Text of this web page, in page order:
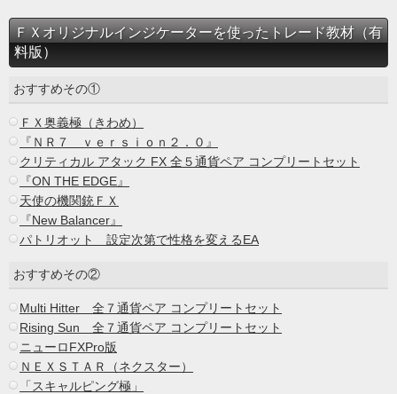
ＦＸオリジナルインジケーターを使ったトレード教材（有
料版）
おすすめその①
ＦＸ奥義極（きわめ）
『ＮＲ７ ｖｅｒｓｉｏｎ２．０』
クリティカル アタック FX 全５通貨ペア コンプリートセット
『ON THE EDGE』
天使の機関銃ＦＸ
『New Balancer』
パトリオット 設定次第で性格を変えるEA
おすすめその②
Multi Hitter 全７通貨ペア コンプリートセット
Rising Sun 全７通貨ペア コンプリートセット
ニューロFXPro版
ＮＥＸＳＴＡＲ（ネクスター）
「スキャルピング極」